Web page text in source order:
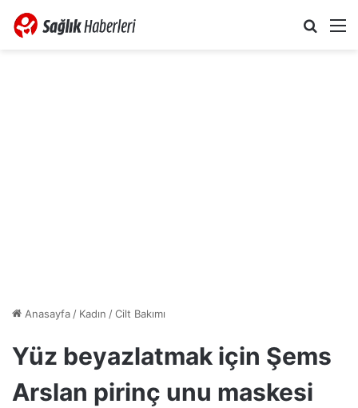
Anasayfa/ Kadın /Cilt Bakımı
Yüz beyazlatmak için Şems
Arslan pirinç unu maskesi